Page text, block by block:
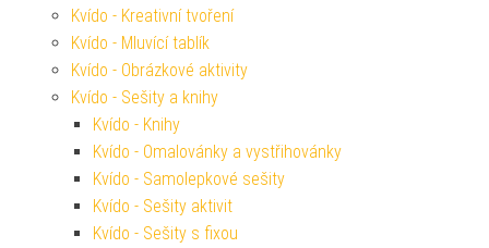
Kvído - Kreativní tvoření
Kvído - Mluvící tablík
Kvído - Obrázkové aktivity
Kvído - Sešity a knihy
Kvído - Knihy
Kvído - Omalovánky a vystřihovánky
Kvído - Samolepkové sešity
Kvído - Sešity aktivit
Kvído - Sešity s fixou